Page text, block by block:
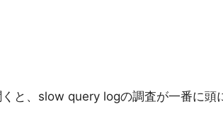
と、slow query logの調査が一番に頭